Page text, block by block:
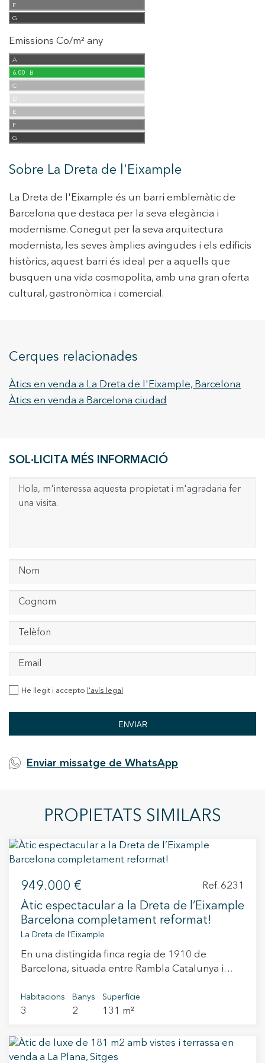
F
G
Emissions Co/m² any
A
6.00
B
C
D
E
F
G
Sobre La Dreta de l'Eixample
La Dreta de l'Eixample és un barri emblemàtic de
Barcelona que destaca per la seva elegància i
modernisme. Conegut per la seva arquitectura
modernista, les seves àmplies avingudes i els edificis
històrics, aquest barri és ideal per a aquells que
busquen una vida cosmopolita, amb una gran oferta
cultural, gastronòmica i comercial.
Cerques relacionades
Àtics en venda a La Dreta de l'Eixample, Barcelona
Àtics en venda a Barcelona ciudad
SOL·LICITA MÉS INFORMACIÓ
He llegit i accepto l'avís legal
ENVIAR
Enviar missatge de WhatsApp
PROPIETATS SIMILARS
949.000 € Ref. 6231
Àtic espectacular a la Dreta de l’Eixample
Barcelona completament reformat!
La Dreta de l'Eixample
En una distingida finca regia de 1910 de
Barcelona, situada entre Rambla Catalunya i
completament reformat. Un habitatge únic que
destaca per la seva extraordinària lluminositat i
Gràcies a la seva orientació al mar, gaudeix de
sol directe al matí i d’una llum natural constant
Habitacions
3
Banys
2
Superfície
131 m²